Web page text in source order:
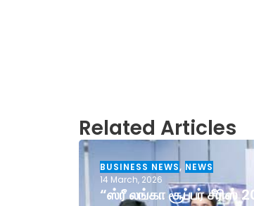
Related Articles
BUSINESS NEWS, NEWS
14 March, 2026
“ஸ்ரீ லங்கா சூப்பர்